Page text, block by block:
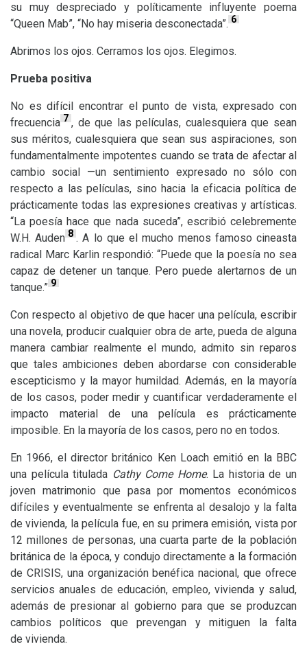
su muy despreciado y políticamente influyente poema
“Queen Mab”, “No hay miseria desconectada”. 6
Abrimos los ojos. Cerramos los ojos. Elegimos.
Prueba positiva
No es difícil encontrar el punto de vista, expresado con
frecuencia 7 , de que las películas, cualesquiera que sean
sus méritos, cualesquiera que sean sus aspiraciones, son
fundamentalmente impotentes cuando se trata de afectar al
cambio social —un sentimiento expresado no sólo con
respecto a las películas, sino hacia la eficacia política de
prácticamente todas las expresiones creativas y artísticas.
“La poesía hace que nada suceda”, escribió celebremente
W.H. Auden 8 . A lo que el mucho menos famoso cineasta
radical Marc Karlin respondió: “Puede que la poesía no sea
capaz de detener un tanque. Pero puede alertarnos de un
tanque.” 9
Con respecto al objetivo de que hacer una película, escribir
una novela, producir cualquier obra de arte, pueda de alguna
manera cambiar realmente el mundo, admito sin reparos
que tales ambiciones deben abordarse con considerable
escepticismo y la mayor humildad. Además, en la mayoría
de los casos, poder medir y cuantificar verdaderamente el
impacto material de una película es prácticamente
imposible. En la mayoría de los casos, pero no en todos.
En 1966, el director británico Ken Loach emitió en la BBC
una película titulada Cathy Come Home. La historia de un
joven matrimonio que pasa por momentos económicos
difíciles y eventualmente se enfrenta al desalojo y la falta
de vivienda, la película fue, en su primera emisión, vista por
12 millones de personas, una cuarta parte de la población
británica de la época, y condujo directamente a la formación
de CRISIS, una organización benéfica nacional, que ofrece
servicios anuales de educación, empleo, vivienda y salud,
además de presionar al gobierno para que se produzcan
cambios políticos que prevengan y mitiguen la falta
de vivienda.